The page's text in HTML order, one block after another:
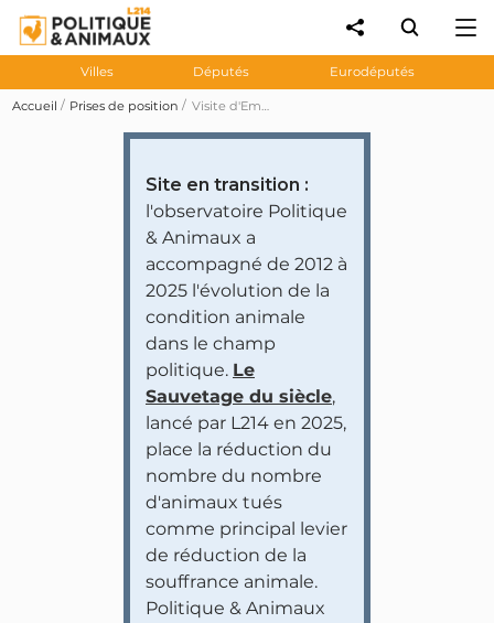
Villes Députés Eurodéputés
Accueil Prises de position Visite d'Emmanuel Macron en Chine : la filière porcine a obtenu l’agrément d’un abattoir supplémentaire et la filière bovine va se voir ouvrir le marché chinois d’ici à 6 mois
Site en transition :
l'observatoire Politique
& Animaux a
accompagné de 2012 à
2025 l'évolution de la
condition animale
dans le champ
politique. Le
Sauvetage du siècle,
lancé par L214 en 2025,
place la réduction du
nombre du nombre
d'animaux tués
comme principal levier
de réduction de la
souffrance animale.
Politique & Animaux